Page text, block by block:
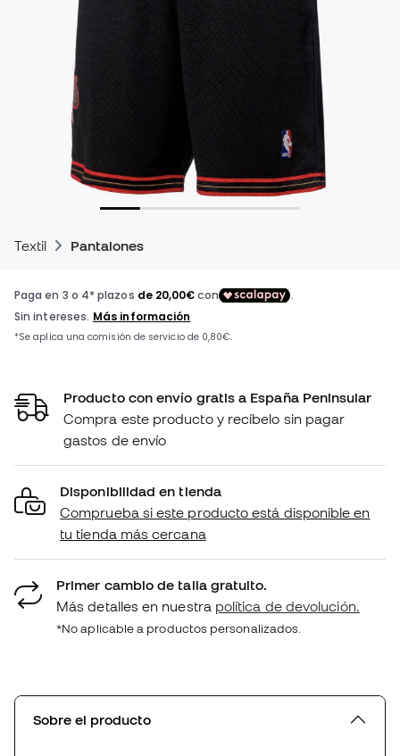
Textil Pantalones
Producto con envío gratis a España Peninsular
Compra este producto y recíbelo sin pagar
gastos de envío
Disponibilidad en tienda
Comprueba si este producto está disponible en
tu tienda más cercana
Primer cambio de talla gratuito.
Más detalles en nuestra política de devolución.
*No aplicable a productos personalizados.
Sobre el producto